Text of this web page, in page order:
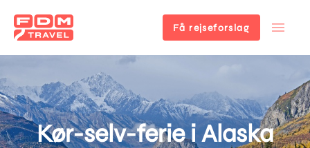
hovedindhold
Få rejseforslag
Kør-selv-ferie i Alaska